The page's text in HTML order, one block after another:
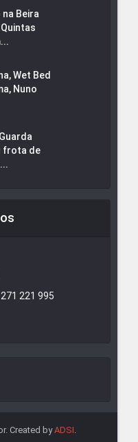
Beira
Wet Bed
Nuno
frota de
221 995
Created byADSI